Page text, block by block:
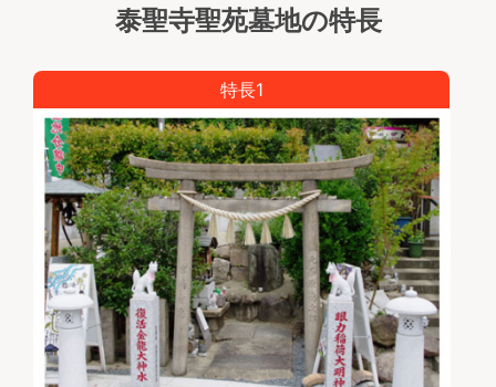
泰聖寺聖苑墓地の特長
特長1